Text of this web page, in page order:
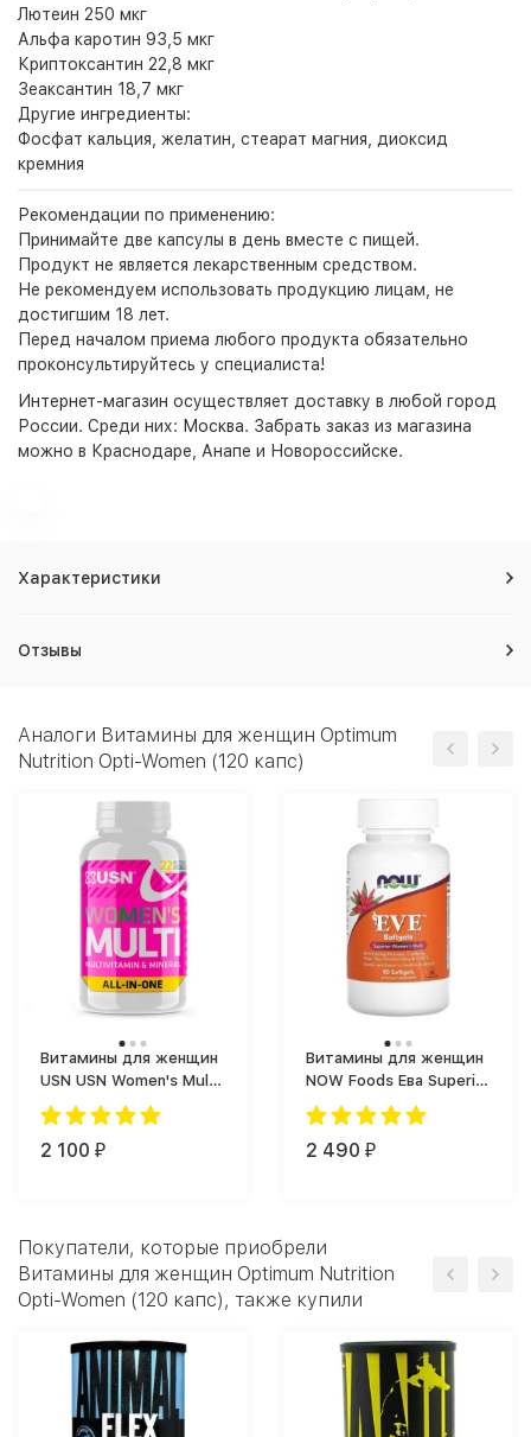
Лютеин 250 мкг
Альфа каротин 93,5 мкг
Криптоксантин 22,8 мкг
Зеаксантин 18,7 мкг
Другие ингредиенты:
Фосфат кальция, желатин, стеарат магния, диоксид
кремния
Рекомендации по применению:
Принимайте две капсулы в день вместе с пищей.
Продукт не является лекарственным средством.
Не рекомендуем использовать продукцию лицам, не
достигшим 18 лет.
Перед началом приема любого продукта обязательно
проконсультируйтесь у специалиста!
Интернет-магазин осуществляет доставку в любой город
России. Среди них: Москва. Забрать заказ из магазина
можно в Краснодаре, Анапе и Новороссийске.
Характеристики
Отзывы
Аналоги Витамины для женщин Optimum
Nutrition Opti-Women (120 капс)
Витамины для женщин
USN USN Women's Multi
(90 tab.) (90 таб.)
2 100 ₽
Витамины для женщин
NOW Foods Ева Superior
Women's Multi Softgels
(90 капс.)
2 490 ₽
Покупатели, которые приобрели
Витамины для женщин Optimum Nutrition
Opti-Women (120 капс), также купили